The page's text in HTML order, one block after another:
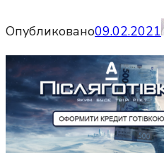
Опубликовано09.02.2021